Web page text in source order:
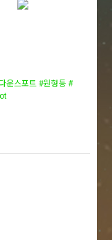
운스포트 #원형등 #